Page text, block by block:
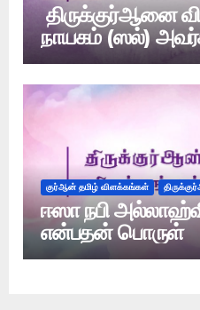
திருக்குர்ஆனை
நாயகம் (ஸல்)
குர்ஆன் தமிழ் விளக்கங்கள்
ஈஸா நபி
என்பதன் பொருள்